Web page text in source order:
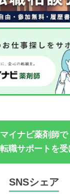
マイナビ薬剤師で
職サポートを受
SNSシェア